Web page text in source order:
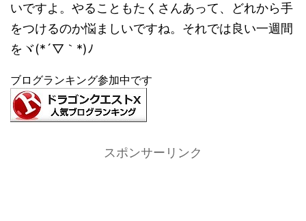
いですよ。やることもたくさんあって、どれから手
をつけるのか悩ましいですね。それでは良い一週間
をヾ(*´▽｀*)ﾉ
ブログランキング参加中です
スポンサーリンク